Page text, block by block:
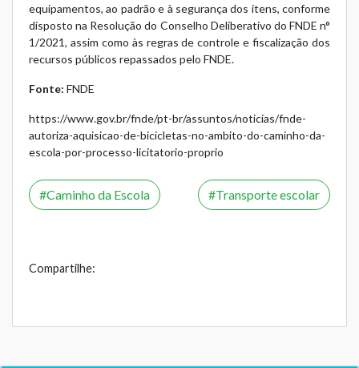
equipamentos, ao padrão e à segurança dos itens, conforme
disposto na Resolução do Conselho Deliberativo do FNDE n°
1/2021, assim como às regras de controle e fiscalização dos
recursos públicos repassados pelo FNDE.
Fonte: FNDE
https://www.gov.br/fnde/pt-br/assuntos/noticias/fnde-
autoriza-aquisicao-de-bicicletas-no-ambito-do-caminho-da-
escola-por-processo-licitatorio-proprio
Caminho da Escola Transporte escolar
Compartilhe: